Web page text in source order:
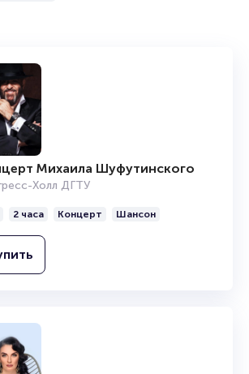
пользуются большой популярностью у
купить их, пока они есть в наличии.
вернуть, сдать или продать билет
Михаила Шуфутинского
Холл ДГТУ
2 часа Концерт Шансон